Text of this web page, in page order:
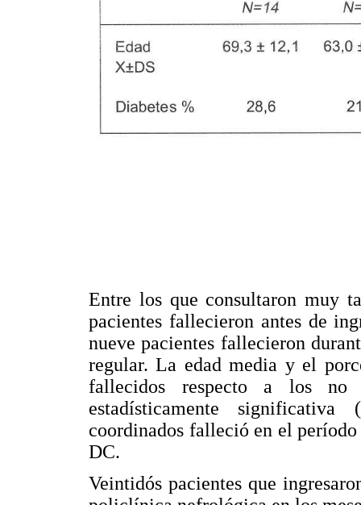
Entre los que consultaron muy
pacientes fallecieron antes de
nueve pacientes fallecieron
regular. La edad media y el
fallecidos respecto a los
estadísticamente significativa (
coordinados falleció en el
DC.
Veintidós pacientes que